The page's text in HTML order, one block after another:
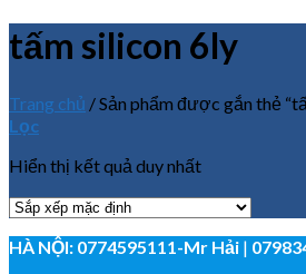
tấm silicon 6ly
Trang chủ /Sản phẩm được gắn thẻ
Lọc
Hiển thị kết quả duy nhất
HÀ NỘI: 0774595111-Mr Hải |